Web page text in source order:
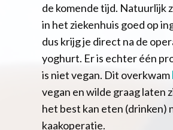
de komende tijd. Natuurlijk
in het ziekenhuis goed op
dus krijg je direct na de
yoghurt. Er is echter één
is niet vegan. Dit overkwam
vegan en wilde graag laten
het best kan eten (drinken)
kaakoperatie.